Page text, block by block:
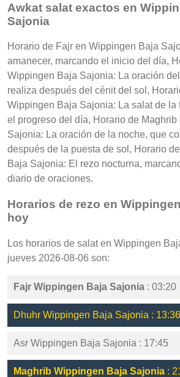
Awkat salat exactos en
Sajonia
Horario de Fajr en Wippingen Baja
amanecer, marcando el inicio del día,
Wippingen Baja Sajonia: La oración
realiza después del cénit del sol,
Wippingen Baja Sajonia: La salat de la
el progreso del día, Horario de
Sajonia: La oración de la noche, que
después de la puesta de sol, Horario
Baja Sajonia: El rezo nocturna,
diario de oraciones.
Horarios de rezo en
hoy
Los horarios de salat en Wippingen
jueves 2026-08-06 son:
Fajr Wippingen Baja Sajonia : 03:20
Dhuhr Wippingen Baja Sajonia : 13:36
Asr Wippingen Baja Sajonia : 17:45
Maghrib Wippingen Baja Sajonia :